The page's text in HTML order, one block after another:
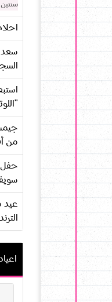
سنتين
سعد
من
حفل